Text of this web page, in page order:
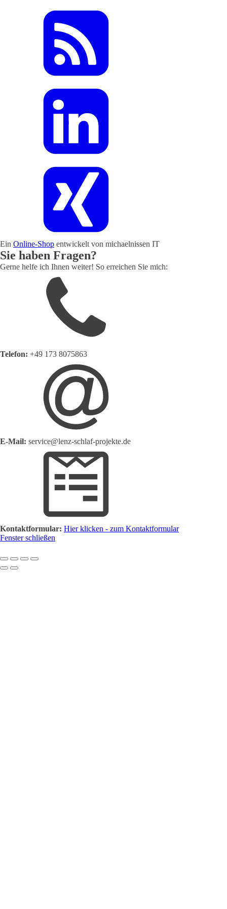
Ein Online-Shop entwickelt von michaelnissen IT
Sie haben Fragen?
Gerne helfe ich Ihnen weiter! So erreichen Sie mich:
Telefon: +49 173 8075863
E-Mail: service@lenz-schlaf-projekte.de
Kontaktformular: Hier klicken - zum Kontaktformular
Fenster schließen